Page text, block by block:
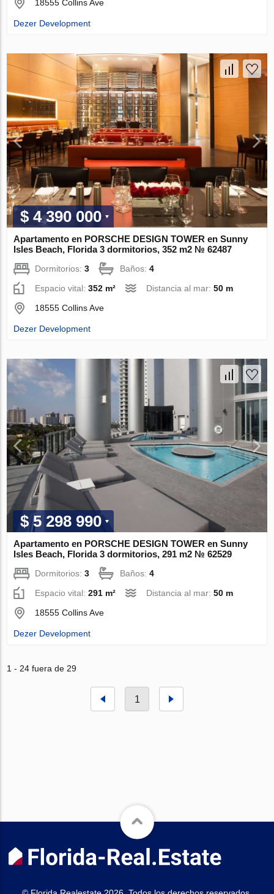
18555 Collins Ave
Dezer Development
$ 4 390 000
Apartamento en PORSCHE DESIGN TOWER en Sunny
Isles Beach, Florida 3 dormitorios, 352 m2 № 62487
Dormitorios:3 Baños:4
Espacio vital:352 m² Distancia al mar:50 m
18555 Collins Ave
Dezer Development
$ 5 298 990
Apartamento en PORSCHE DESIGN TOWER en Sunny
Isles Beach, Florida 3 dormitorios, 291 m2 № 62529
Dormitorios:3 Baños:4
Espacio vital:291 m² Distancia al mar:50 m
18555 Collins Ave
Dezer Development
1 - 24 fuera de 29
1